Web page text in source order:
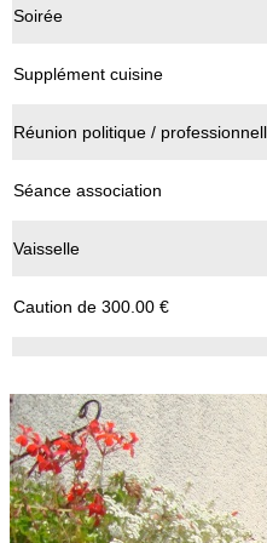
Soirée
Supplément cuisine
Réunion politique /
Séance association
Vaisselle
Caution de 300.00 €